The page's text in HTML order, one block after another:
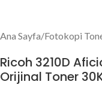
Ana Sayfa/Fotokopi
Ricoh 3210D
Orijinal Toner